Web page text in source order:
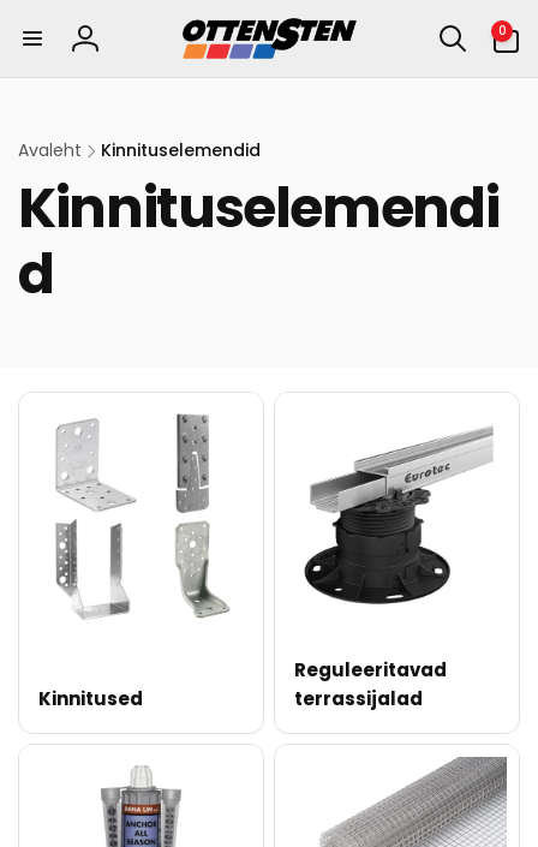
sisu
Logi
sisse
0
0
eset
Avaleht Kinnituselemendid
Kinnituselemendi
d
Kinnitused
Reguleeritavad
terrassijalad